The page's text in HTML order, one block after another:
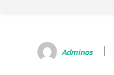
Adminos